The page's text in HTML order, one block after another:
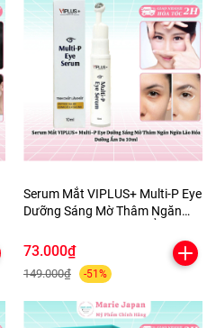
Serum Mắt VIPLUS+ Multi-P Eye
Dưỡng Sáng Mờ Thâm Ngăn
10ml
73.000₫
149.000₫ -51%